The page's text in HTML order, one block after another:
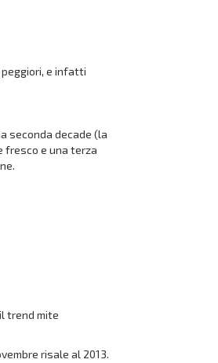
e infatti
seconda decade (la
fresco e una terza
trend mite
risale al 2013.